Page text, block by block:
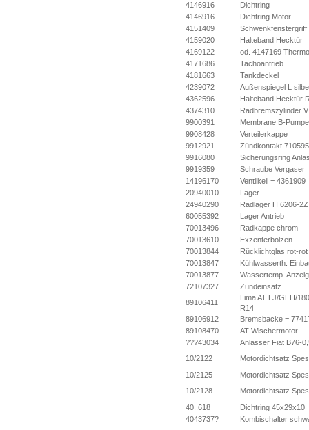
4146916
Dichtring
4146916
Dichtring Motor
4151409
Schwenkfenstergriff
4159020
Halteband Hecktür
4169122
od. 4147169
4171686
Tachoantrieb
4181663
Tankdeckel
4239072
Außenspiegel L
4362596
Halteband Hecktür
4374310
Radbremszylinder
9900391
Membrane B-Pumpe
9908428
Verteilerkappe
9912921
Zündkontakt
9916080
Sicherungsring
9919359
Schraube Vergaser
14196170
Ventilkeil = 4361909
20940010
Lager
24940290
Radlager H 6206-2Z
60055392
Lager Antrieb
70013496
Radkappe chrom
70013610
Exzenterbolzen
70013844
Rücklichtglas rot-rot
70013847
Kühlwasserth.
70013877
Wassertemp.
72107327
Zündeinsatz
89106411
Lima AT LJ/GEH/
R14
89106912
Bremsbacke =
89108470
AT-Wischermotor
???43034
Anlasser Fiat B76-
10/2122
Motordichtsatz
10/2125
Motordichtsatz
10/2128
Motordichtsatz
40..618
Dichtring 45x29x10
4043737?
Kombischalter